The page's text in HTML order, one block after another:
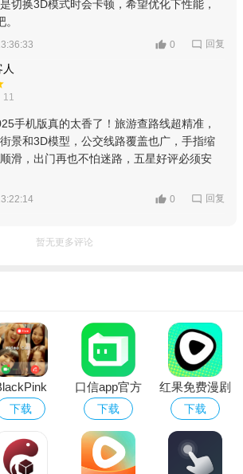
切换3D模式时会卡顿，希望优化下性能，
0 回复
手机版真的太香了！旅游查路线超精准，
景和3D模型，公交线路覆盖也广，手指缩
滑，出门再也不怕迷路，五星好评必须安
0 回复
暂无更多评论
免费版下
下载
口信app官方
正版下载2026
最新版本
下载
红果免费漫剧
app官方下载
咸柠免费短剧
软件
下载